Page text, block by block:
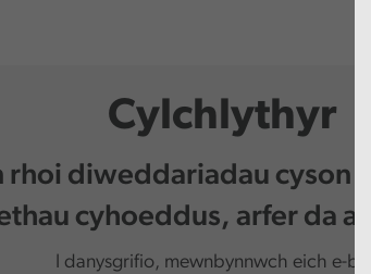
Cylchlythyr
rhoi diweddariadau cyson
cyhoeddus, arfer da a
I danysgrifio, mewnbynnwch eich e-